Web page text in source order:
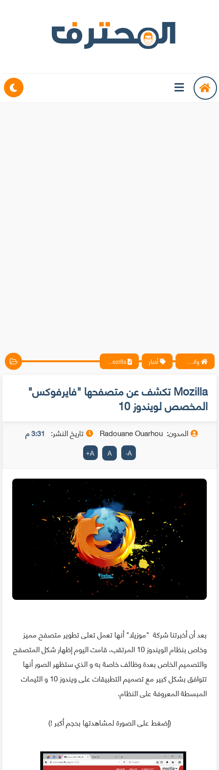
واتس آب ، فيسبوك ، أنترنت ، شروحات تقنية حصرية - المحترف أخبار Mozilla تكشف عن متصفحها "فايرفوكس" المخصص لويندوز 10
Mozilla تكشف عن متصفحها "فايرفوكس"
المخصص لويندوز 10
المدون: Radouane Ouarhou تاريخ النشر: 3:31 م
A
-
A
A
+
بعد أن أخبرتنا شركة "موزيلا" أنها تعمل تعلى تطوير متصفح مميز
وخاص بنظام الويندوز 10 المرتقب، قامت اليوم إظهار شكل المتصفح
والتصميم الخاص بعدة وظائف خاصة به و الذي ستظهر الصور أنها
تتوافق بشكل كبير مع تصميم التطبيقات على ويندوز 10 و الثيمات
المبسطة المعروفة على النظام.
(إضغط على الصورة لمشاهدتها بحجم أكبر !)